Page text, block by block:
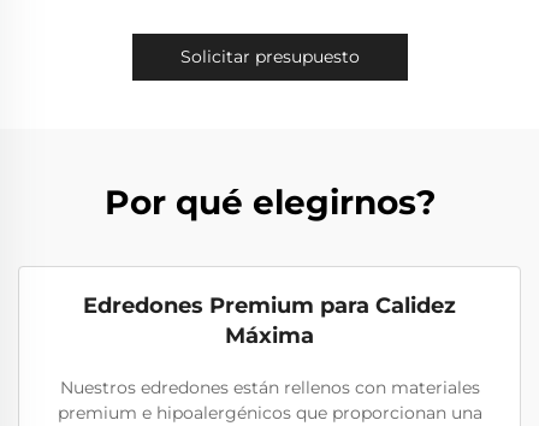
Solicitar presupuesto
Por qué elegirnos?
Edredones Premium para Calidez
Máxima
Nuestros edredones están rellenos con materiales
premium e hipoalergénicos que proporcionan una